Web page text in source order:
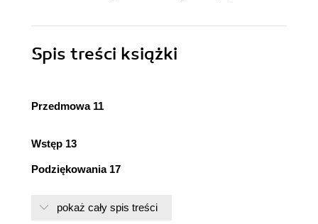
Spis treści książki
Przedmowa 11
Wstęp 13
Podziękowania 17
pokaż cały spis treści